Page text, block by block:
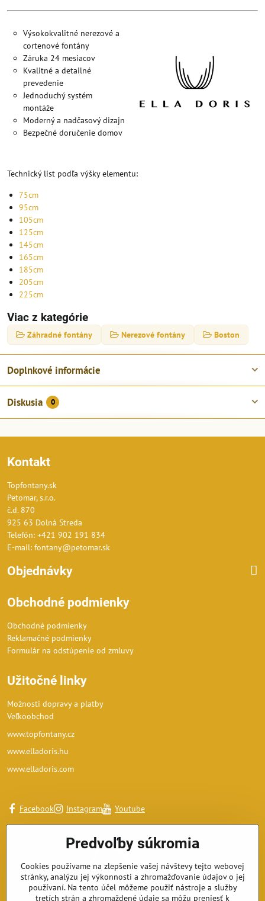
Výsokokvalitné nerezové a
cortenové fontány
Záruka 24 mesiacov
Kvalitné a detailné
prevedenie
Jednoduchý systém
montáže
Moderný a nadčasový dizajn
Bezpečné doručenie domov
Technický list podľa výšky elementu:
75cm
95cm
105cm
125cm
145cm
165cm
185cm
205cm
225cm
Viac z kategórie
Záhradné fontány Nerezové fontány Boston
Doplnkové informácie
Diskusia 0
Kontakt
Topfontany.sk
Petomar, s.r.o.
č.d. 870
925 63 Dolná Streda
Telefón: +421 902 191 834
E-mail: fontany@petomar.sk
Objednávky
Obchodné podmienky
Obchodné podmienky
Reklamačné podmienky
Formulár na odstúpenie od zmluvy
Užitočné linky
Možnosti dopravy a platby
Veľkoobchod
www.topfontany.cz
www.elladoris.hu
www.elladoris.com
Facebook Instagram Youtube
Predvoľby súkromia
Cookies používame na zlepšenie vašej návštevy tejto webovej
stránky, analýzu jej výkonnosti a zhromažďovanie údajov o jej
používaní. Na tento účel môžeme použiť nástroje a služby
tretích strán a zhromaždené údaje sa môžu preniesť k